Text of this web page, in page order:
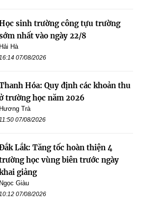
sinh trường công tựu trường
nhất vào ngày 22/8
Hải Hà
07/08/2026
Hóa: Quy định các khoản thu
trường học năm 2026
Hương Trà
07/08/2026
Lắk: Tăng tốc hoàn thiện 4
học vùng biên trước ngày
giảng
Ngọc Giàu
07/08/2026